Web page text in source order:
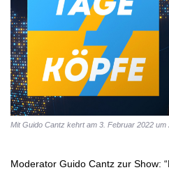
Mit Guido Cantz kehrt am 3. Februar 2022 um
Moderator Guido Cantz zur Show: